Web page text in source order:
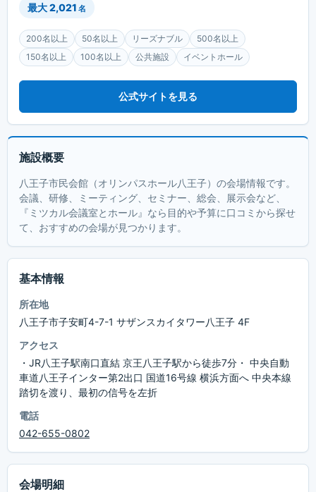
最大2,021 名
200名以上 50名以上 リーズナブル
500名以上
150名以上
100名以上 公共施設 イベントホール
公式サイトを見る
施設概要
八王子市民会館（オリンパスホール八王子）の会場情報です。
会議、研修、ミーティング、セミナー、総会、展示会など、
『ミツカル会議室とホール』なら目的や予算に口コミから探せ
て、おすすめの会場が見つかります。
基本情報
所在地
八王子市子安町4-7-1 サザンスカイタワー八王子 4F
アクセス
・JR八王子駅南口直結 京王八王子駅から徒歩7分・ 中央自動
車道八王子インター第2出口 国道16号線 横浜方面へ 中央本線
踏切を渡り、最初の信号を左折
電話
042-655-0802
会場明細